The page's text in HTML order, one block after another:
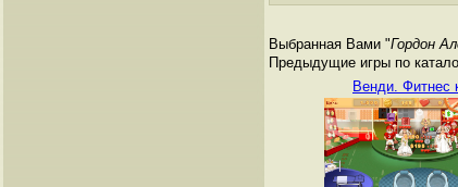
Выбранная Вами "Гордон
Предыдущие игры по
Венди. Фитнес